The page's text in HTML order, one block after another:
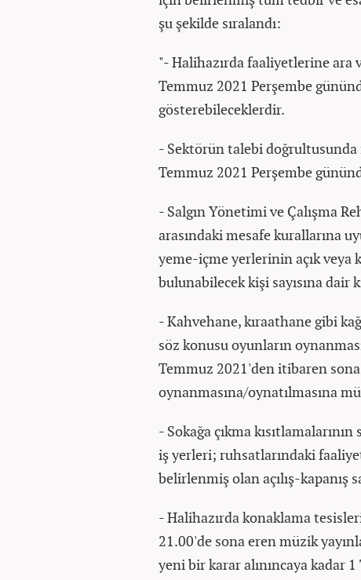
şu şekilde sıralandı:
"- Halihazırda faaliyetlerine
Temmuz 2021 Perşembe
gösterebileceklerdir.
- Sektörün talebi
Temmuz 2021 Perşembe
- Salgın Yönetimi ve Çalışma
arasındaki mesafe kurallarına
yeme-içme yerlerinin açık veya
bulunabilecek kişi sayısına dair
- Kahvehane, kıraathane gibi
söz konusu oyunların
Temmuz 2021'den itibaren
oynanmasına/oynatılmasına
- Sokağa çıkma
iş yerleri; ruhsatlarındaki
belirlenmiş olan açılış-
- Halihazırda konaklama
21.00'de sona eren müzik
yeni bir karar alınıncaya kadar